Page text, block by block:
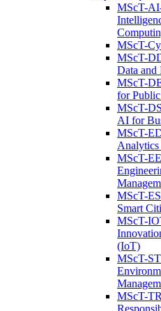
MScT-
MScT-
MScT-
Data
MScT-
for
MScT-
AI for
MScT-
Analytics
MScT-
MScT-
Smart
MScT-
(IoT)
MScT-
MScT-